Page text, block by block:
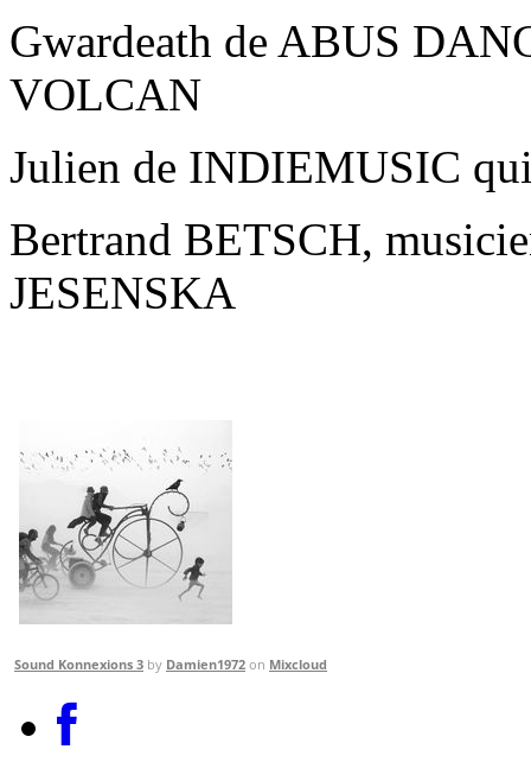
Gwardeath de ABUS
VOLCAN
Julien de INDIEMUSIC
Bertrand BETSCH,
JESENSKA
Sound Konnexions 3 by Damien1972 on Mixcloud